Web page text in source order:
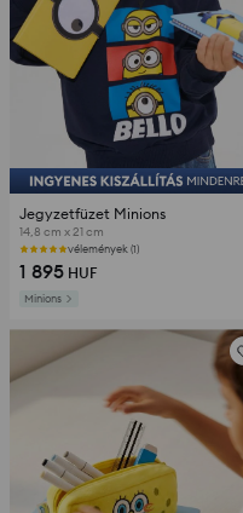
Jegyzetfüzet Minions
14,8 cm x 21 cm
vélemények (1)
1 895 HUF
Minions